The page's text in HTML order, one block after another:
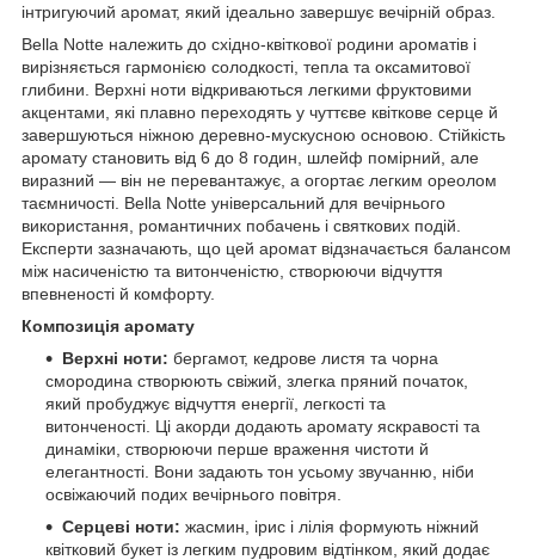
інтригуючий аромат, який ідеально завершує вечірній образ.
Bella Notte належить до східно-квіткової родини ароматів і
вирізняється гармонією солодкості, тепла та оксамитової
глибини. Верхні ноти відкриваються легкими фруктовими
акцентами, які плавно переходять у чуттєве квіткове серце й
завершуються ніжною деревно-мускусною основою. Стійкість
аромату становить від 6 до 8 годин, шлейф помірний, але
виразний — він не перевантажує, а огортає легким ореолом
таємничості. Bella Notte універсальний для вечірнього
використання, романтичних побачень і святкових подій.
Експерти зазначають, що цей аромат відзначається балансом
між насиченістю та витонченістю, створюючи відчуття
впевненості й комфорту.
Композиція аромату
Верхні ноти: бергамот, кедрове листя та чорна
смородина створюють свіжий, злегка пряний початок,
який пробуджує відчуття енергії, легкості та
витонченості. Ці акорди додають аромату яскравості та
динаміки, створюючи перше враження чистоти й
елегантності. Вони задають тон усьому звучанню, ніби
освіжаючий подих вечірнього повітря.
Серцеві ноти: жасмин, ірис і лілія формують ніжний
квітковий букет із легким пудровим відтінком, який додає